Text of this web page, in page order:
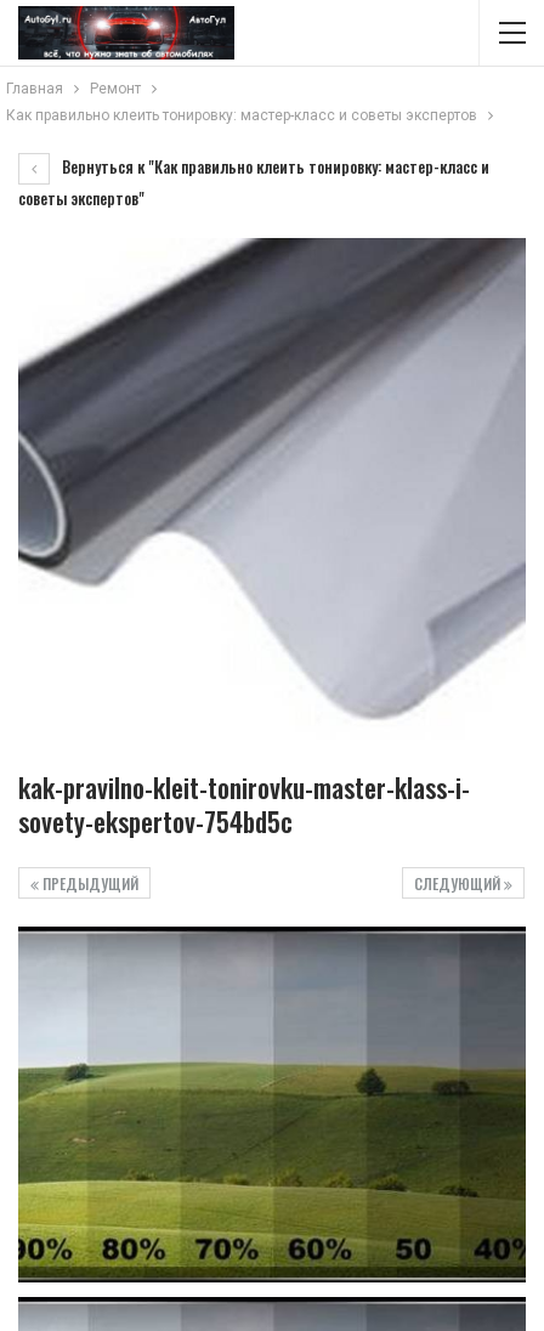
Главная
Ремонт
Как правильно клеить тонировку: мастер-класс и советы экспертов
Вернуться к "Как правильно клеить тонировку: мастер-класс и
советы экспертов"
kak-pravilno-kleit-tonirovku-master-klass-i-
sovety-ekspertov-754bd5c
СЛЕДУЮЩИЙ
ПРЕДЫДУЩИЙ